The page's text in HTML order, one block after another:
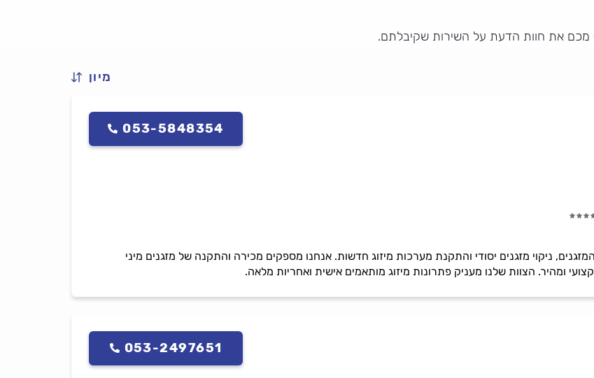
מכם את חוות הדעת על השירות שקיבלתם.
מיון
053-5848354
ניקוי מזגנים יסודי והתקנת מערכות מיזוג חדשות. אנחנו מספקים מכירה והתקנה של מזגנים מיני
ומהיר. הצוות שלנו מעניק פתרונות מיזוג מותאמים אישית ואחריות מלאה.
053-2497651